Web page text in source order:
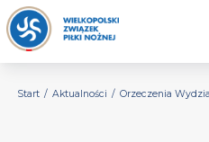
Start / Aktualności / Orzeczenia